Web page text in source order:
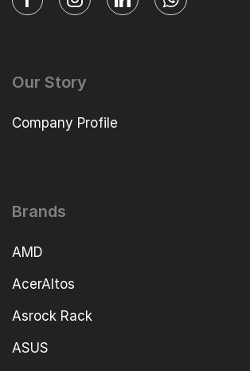
Our Story
Company Profile
Brands
AMD
AcerAltos
Asrock Rack
ASUS